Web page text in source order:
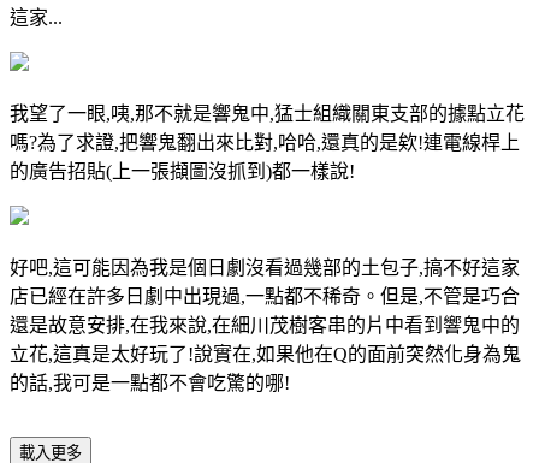
這家...
我望了一眼,咦,那不就是響鬼中,猛士組織關東支部的據點立花
嗎?為了求證,把響鬼翻出來比對,哈哈,還真的是欸!連電線桿上
的廣告招貼(上一張擷圖沒抓到)都一樣說!
好吧,這可能因為我是個日劇沒看過幾部的土包子,搞不好這家
店已經在許多日劇中出現過,一點都不稀奇。但是,不管是巧合
還是故意安排,在我來說,在細川茂樹客串的片中看到響鬼中的
立花,這真是太好玩了!說實在,如果他在Q的面前突然化身為鬼
的話,我可是一點都不會吃驚的哪!
載入更多